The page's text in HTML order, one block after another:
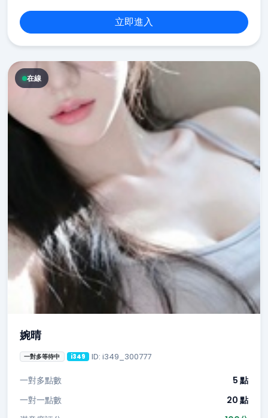
立即進入
在線
婉晴
一對多等待中 i349 ID: i349_300777
一對多點數
5 點
一對一點數
20 點